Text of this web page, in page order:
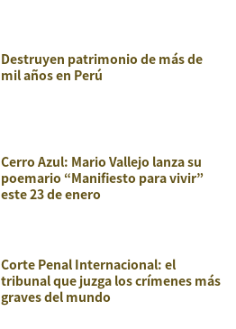
Destruyen patrimonio de más de
mil años en Perú
Cerro Azul: Mario Vallejo lanza su
poemario “Manifiesto para vivir”
este 23 de enero
Corte Penal Internacional: el
tribunal que juzga los crímenes más
graves del mundo